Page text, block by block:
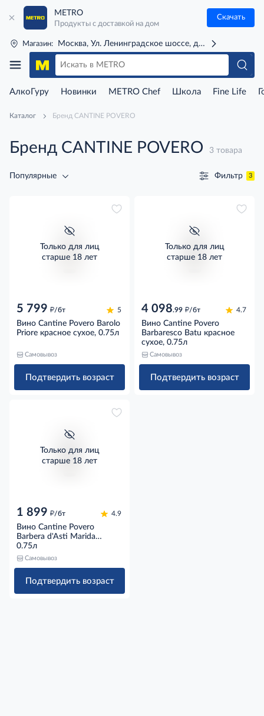
METRO
Продукты с доставкой на дом
Скачать
Магазин: Москва, Ул. Ленинградское шоссе, д. 71Г (м. Речной
АлкоГуру Новинки METRO Chef Школа Fine Life
Каталог Бренд CANTINE POVERO
Бренд CANTINE POVERO 3 товара
Популярные Фильтр 3
Только для лиц
старше 18 лет
5 799 д/бт 5
Вино Cantine Povero Barolo
Priore красное сухое, 0.75л
Самовывоз
Подтвердить возраст
Только для лиц
старше 18 лет
4 098.99 д/бт 4.7
Вино Cantine Povero
Barbaresco Batu красное
сухое, 0.75л
Самовывоз
Подтвердить возраст
Только для лиц
старше 18 лет
1 899 д/бт 4.9
Вино Cantine Povero
Barbera d'Asti Marida
красное сухое красное
сухое, 0.75л
0.75л
Самовывоз
Подтвердить возраст